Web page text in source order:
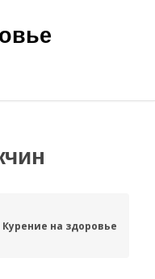
Курение на здоровье